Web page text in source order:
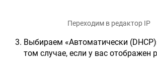
Переходим в редактор IP
Выбираем «Автоматически
том случае, если у вас отображен